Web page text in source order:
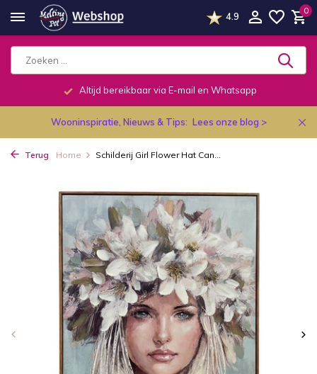
4.9
0
Altijd bereikbaar via E-mail en Whatsapp
Wooninspiratie, Nieuws & Tips: Lees onze blog >
Terug Home Schilderij Girl Flower Hat Can...